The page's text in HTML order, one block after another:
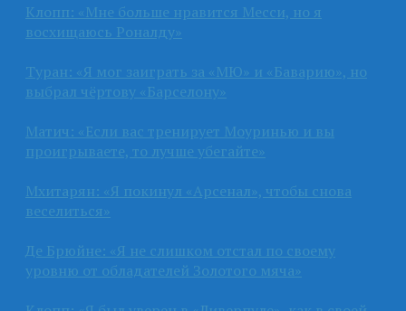
Клопп: «Мне больше нравится Месси, но я
восхищаюсь Роналду»
Туран: «Я мог заиграть за «МЮ» и «Баварию», но
выбрал чёртову «Барселону»
Матич: «Если вас тренирует Моуринью и вы
проигрываете, то лучше убегайте»
Мхитарян: «Я покинул «Арсенал», чтобы снова
веселиться»
Де Брюйне: «Я не слишком отстал по своему
уровню от обладателей Золотого мяча»